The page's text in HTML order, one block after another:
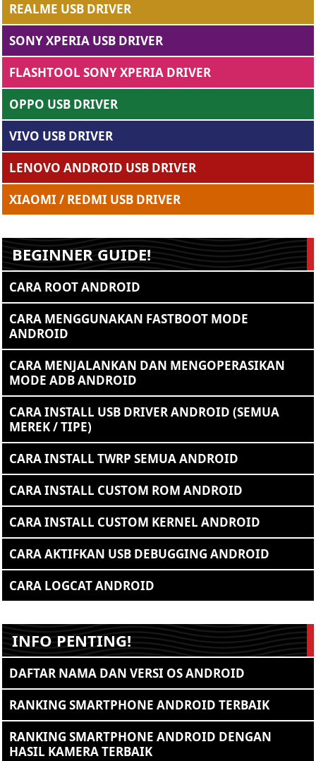
REALME USB DRIVER
SONY XPERIA USB DRIVER
FLASHTOOL SONY XPERIA DRIVER
OPPO USB DRIVER
VIVO USB DRIVER
LENOVO ANDROID USB DRIVER
XIAOMI / REDMI USB DRIVER
BEGINNER GUIDE!
CARA ROOT ANDROID
CARA MENGGUNAKAN FASTBOOT MODE
ANDROID
CARA MENJALANKAN DAN MENGOPERASIKAN
MODE ADB ANDROID
CARA INSTALL USB DRIVER ANDROID (SEMUA
MEREK / TIPE)
CARA INSTALL TWRP SEMUA ANDROID
CARA INSTALL CUSTOM ROM ANDROID
CARA INSTALL CUSTOM KERNEL ANDROID
CARA AKTIFKAN USB DEBUGGING ANDROID
CARA LOGCAT ANDROID
INFO PENTING!
DAFTAR NAMA DAN VERSI OS ANDROID
RANKING SMARTPHONE ANDROID TERBAIK
RANKING SMARTPHONE ANDROID DENGAN
HASIL KAMERA TERBAIK